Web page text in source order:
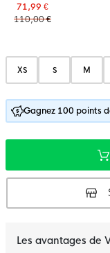
71,99 €
110,00 €
XS S M
Gagnez 100 points
Les avantages de